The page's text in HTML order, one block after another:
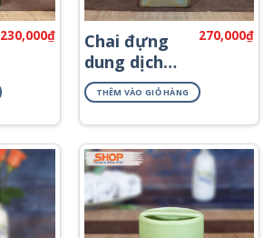
230,000₫
Chai đựng
dung dịch
khách sạn
PKNT-57
270,000₫
THÊM VÀO GIỎ HÀNG